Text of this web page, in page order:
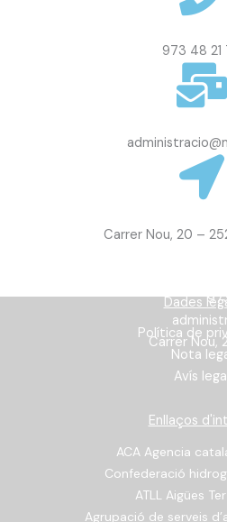
973 48 21
Carrer Nou, 20 –
Carrer Nou,
Dades
Política de
Nota
Avís
Enllaços
ACA Agencia
Confederació
ATLL Aigües
Agrupació de serveis